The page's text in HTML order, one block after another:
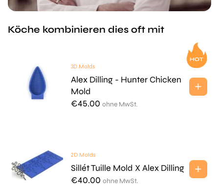
Köche kombinieren dies oft mit
3D Molds
Alex Dilling - Hunter Chicken
Mold
€45.00 ohne MwSt.
2D Molds
Sillét Tuille Mold X Alex Dilling
€40.00 ohne MwSt.